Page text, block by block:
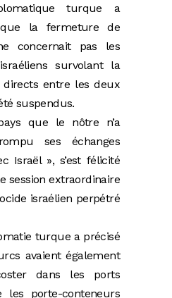
turque a
que la fermeture de
concernait pas les
survolant la
directs entre les deux
suspendus.
que le nôtre n’a
ses échanges
Israël », s’est félicité
session extraordinaire
israélien perpétré
turque a précisé
avaient également
dans les ports
les porte-conteneurs